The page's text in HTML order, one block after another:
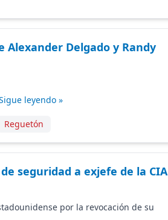
Delgado y Randy
leyendo »
Reguetón
seguridad a exjefe de la CIA
por la revocación de su